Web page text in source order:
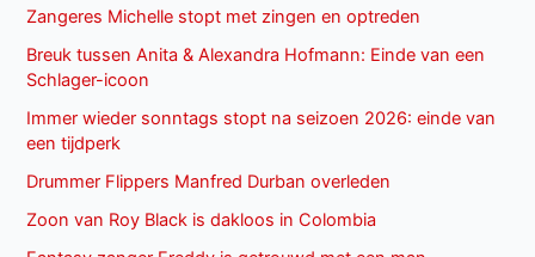
Zangeres Michelle stopt met zingen en optreden
Breuk tussen Anita & Alexandra Hofmann: Einde van een
Schlager-icoon
Immer wieder sonntags stopt na seizoen 2026: einde van
een tijdperk
Drummer Flippers Manfred Durban overleden
Zoon van Roy Black is dakloos in Colombia